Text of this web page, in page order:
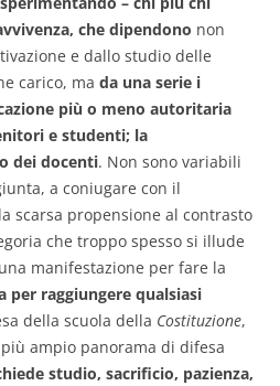
che dipendono non
e dallo studio delle
carico, ma da una serie i
più o meno autoritaria
e studenti; la
dei docenti. Non sono variabili
a coniugare con il
scarsa propensione al contrasto
che troppo spesso si illude
manifestazione per fare la
per raggiungere qualsiasi
della scuola della Costituzione,
ampio panorama di difesa
studio, sacrificio, pazienza,